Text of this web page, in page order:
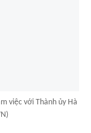
việc với Thành ủy Hà